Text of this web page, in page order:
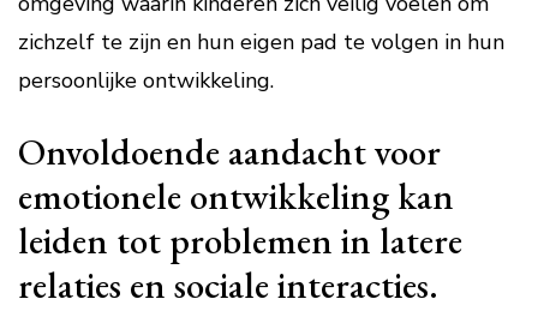
zichzelf te zijn en hun eigen pad te volgen in hun
persoonlijke ontwikkeling.
Onvoldoende aandacht voor
emotionele ontwikkeling kan
leiden tot problemen in latere
relaties en sociale interacties.